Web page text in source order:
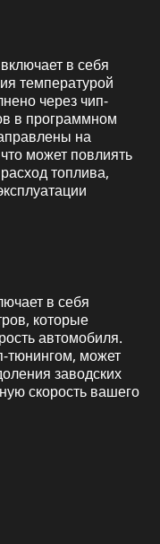
в себя
температурой
через чип-
в программном
на
может повлиять
топлива,
в себя
которые
автомобиля.
тюнингом, может
заводских
скорость вашего